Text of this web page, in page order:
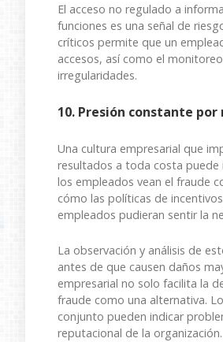
El acceso no regulado a
funciones es una señal de
críticos permite que un
accesos, así como el
irregularidades.
10. Presión constante
Una cultura empresarial que
resultados a toda costa puede
los empleados vean el fraude
cómo las políticas de
empleados pudieran sentir la
La observación y análisis de
antes de que causen daños
empresarial no solo facilita la
fraude como una alternativa.
conjunto pueden indicar
reputacional de la organización.